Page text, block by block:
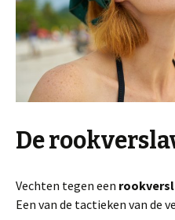
De
Vechten tegen een
Een van de tactieken van de